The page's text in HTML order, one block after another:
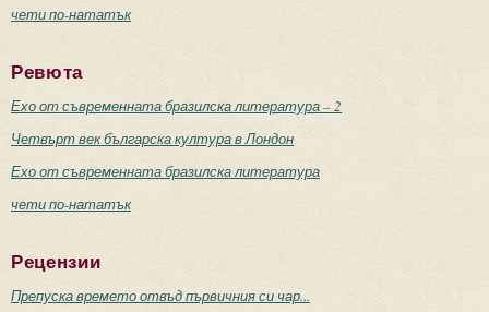
чети по-нататък
Ревюта
Ехо от съвременната бразилска литература – 2
Четвърт век българска култура в Лондон
Ехо от съвременната бразилска литература
чети по-нататък
Рецензии
Препуска времето отвъд първичния си чар...